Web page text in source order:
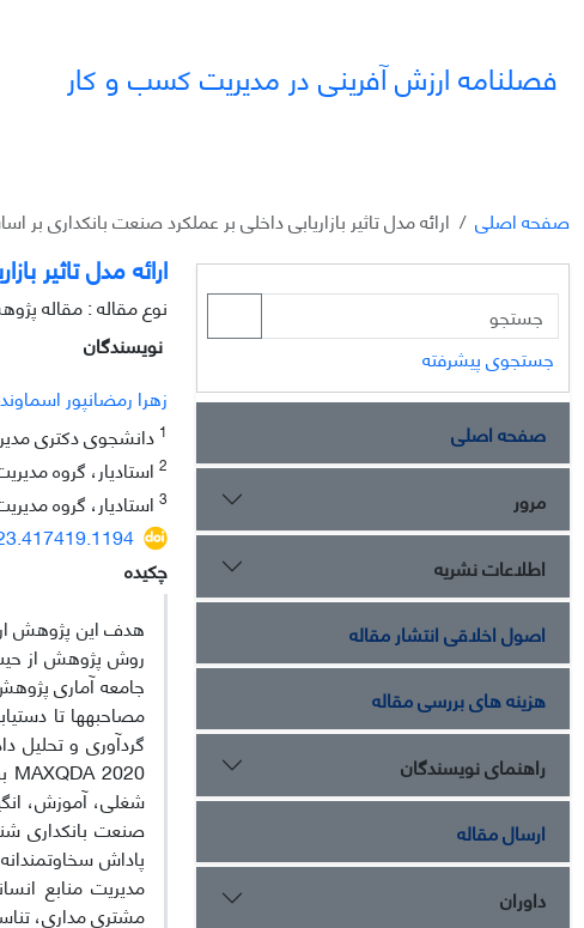
فصلنامه ارزش آفرینی در مدیریت کسب و کار
صفحه اصلی ارائه مدل تاثیر بازاریابی داخلی بر عملکرد صنعت بانکداری بر
ارائه مدل تاثیر
نوع مقاله : مقاله
نویسندگان
زهرا رمضانپور
1 دانشجوی دکتری
2 استادیار، گروه
3 استادیار، گروه
چکیده
هدف این پژوهش
روش پژوهش از حیث
مصاحبه­ها تا
پاداش
مشتری مداری،
جستجوی پیشرفته
صفحه اصلی
مرور
اطلاعات نشریه
اصول اخلاقی انتشار مقاله
هزینه های بررسی مقاله
راهنمای نویسندگان
ارسال مقاله
داوران